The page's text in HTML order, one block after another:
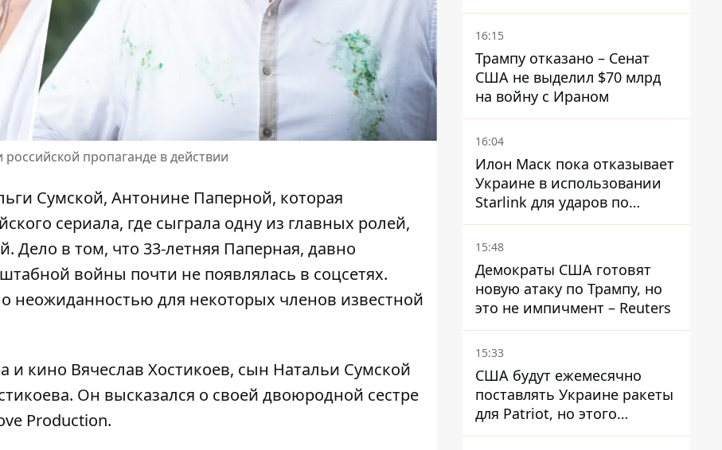
пропаганде в действии
Сумской, Антонине Паперной, которая
сериала, где сыграла одну из главных ролей,
Дело в том, что 33-летняя Паперная, давно
войны почти не появлялась в соцсетях.
неожиданностью для некоторых членов известной
и кино Вячеслав Хостикоев, сын Натальи Сумской
Он высказался о своей двоюродной сестре
Production.
16:15
Трампу отказано – Сенат
США не выделил $70 млрд
на войну с Ираном
16:04
Илон Маск пока отказывает
Украине в использовании
Starlink для ударов по
территории России – СМИ
15:48
Демократы США готовят
новую атаку по Трампу, но
это не импичмент – Reuters
15:33
США будут ежемесячно
поставлять Украине ракеты
для Patriot, но этого
недостаточно – Зеленский